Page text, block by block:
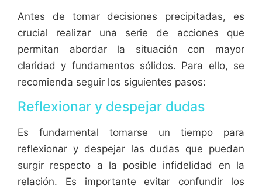
Antes de tomar decisiones precipitadas, es
crucial realizar una serie de acciones que
permitan abordar la situación con mayor
claridad y fundamentos sólidos. Para ello, se
recomienda seguir los siguientes pasos:
Reflexionar y despejar dudas
Es fundamental tomarse un tiempo para
reflexionar y despejar las dudas que puedan
surgir respecto a la posible infidelidad en la
relación. Es importante evitar confundir los